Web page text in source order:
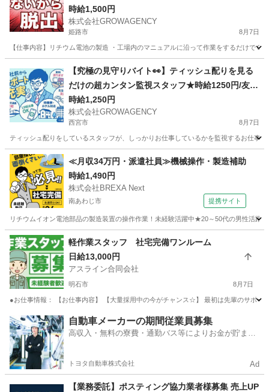
時給1,500円
株式会社GROWAGENCY
姫路市 8月7日
【仕事内容】リチウム電池の製造 ・工場内のマニュアルに沿って作業をするだけで
工場 時給
【究極の見守りバイト👀】ティッシュ配りを見る
だけの超カンタン監視スタッフ★時給1250円/友達
へのネタにも(笑)
時給1,250円
株式会社GROWAGENCY
西宮市 8月7日
ティッシュ配りをしているスタッフが、しっかりお仕事しているかを監視するお仕事
兵庫 西宮市 その他 時給
≪月収34万円・派遣社員≫機械操作・製造補助
時給1,490円
株式会社BREXA Next
南あわじ市 提携サイト
リチウムイオン電池部品の製造装置の操作作業！未経験活躍中★20～50代の男性活
兵庫 南あわじ市 その他
軽作業スタッフ 社宅完備ワンルーム
日給13,000円
アスライン合同会社
明石市 8月7日
●お仕事情報： 【お仕事内容】 【大量採用中の今がチャンス☆】 最初は先輩のサポー
兵庫 明石市 軽作業 スタッフ
自動車メーカーの期間従業員募集
高収入・無料の寮費・通勤バス等によりお金が貯まり
トヨタ自動車株式会社 Ad
【業務委託】ポスティング協力業者様募集 売上UP